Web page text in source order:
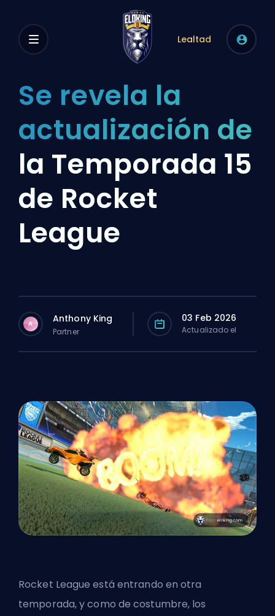
Lealtad
Se revela la
actualización de
la Temporada 15
de Rocket
League
A Anthony King
Partner
03 Feb 2026
Actualizado el
Rocket League está entrando en otra
temporada, y como de costumbre, los